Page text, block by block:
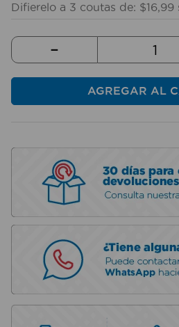
Difierelo a 3 coutas de: $16,99
－
AGREGAR AL